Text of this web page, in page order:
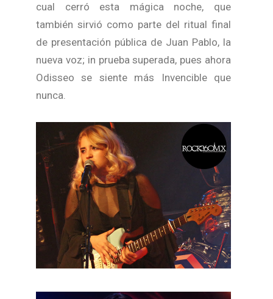
cual cerró esta mágica noche, que
también sirvió como parte del ritual final
de presentación pública de Juan Pablo, la
nueva voz; in prueba superada, pues ahora
Odisseo se siente más Invencible que
nunca.